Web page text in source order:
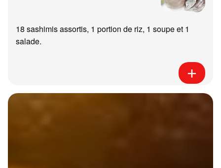
18 sashimis assortis, 1 portion de riz, 1 soupe et 1
salade.